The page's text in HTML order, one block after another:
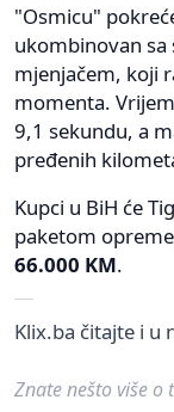
"Osmicu"
ukombinovan
mjenjačem, koji
momenta.
9,1 sekundu, a
pređenih
Kupci u BiH će
paketom
66.000 KM.
Klix.ba čitajte i u
Znate nešto više